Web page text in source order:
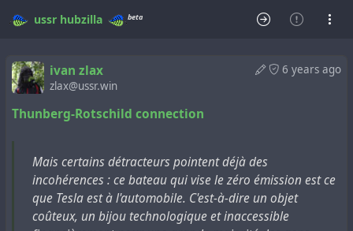
ussr hubzilla beta
6 years ago
ivan zlax
zlax@ussr.win
Thunberg-Rotschild connection
Mais certains détracteurs pointent déjà des
incohérences : ce bateau qui vise le zéro émission est ce
que Tesla est à l'automobile. C'est-à-dire un objet
coûteux, un bijou technologique et inaccessible